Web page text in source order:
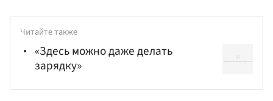
Читайте также
«Здесь можно даже делать
зарядку»